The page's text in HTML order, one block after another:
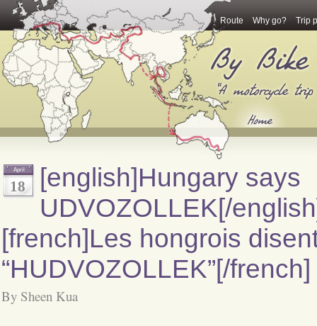
Route Why go? Trip
April
18
[english]Hungary says
UDVOZOLLEK[/
[french]Les hongrois
“HUDVOZOLLEK”[/french]
By Sheen Kua